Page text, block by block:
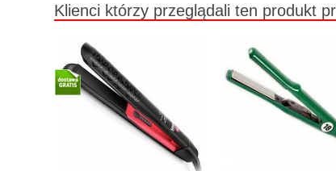
Klienci którzy przeglądali ten produkt